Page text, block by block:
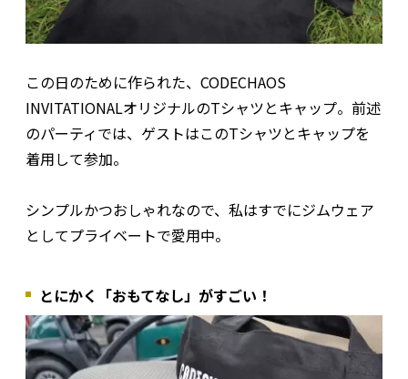
この日のために作られた、CODECHAOS
INVITATIONALオリジナルのTシャツとキャップ。前述
のパーティでは、ゲストはこのTシャツとキャップを
着用して参加。
シンプルかつおしゃれなので、私はすでにジムウェア
としてプライベートで愛用中。
とにかく「おもてなし」がすごい！